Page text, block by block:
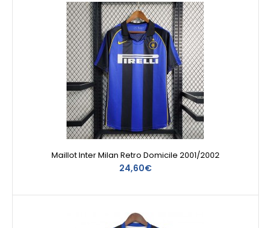
Maillot Inter Milan Retro Domicile 2001/2002
24,60€